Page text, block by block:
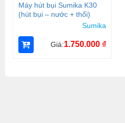
Máy hút bụi Sumika K30
(hút bụi – nước + thổi)
Sumika
Giá:1.750.000 ₫